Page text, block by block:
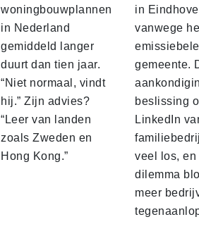
woningbouwplannen
in Nederland
gemiddeld langer
duurt dan tien jaar.
“Niet normaal, vindt
hij.” Zijn advies?
“Leer van landen
zoals Zweden en
Hong Kong.”
in
vanwege
gemeente.
beslissing
LinkedIn
veel los, en
dilemma
meer